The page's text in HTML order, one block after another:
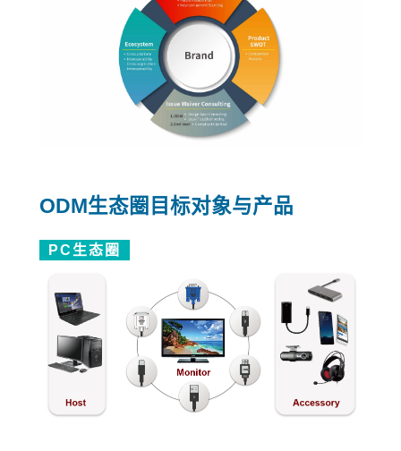
ODM生态圈目标对象与产品
PC生态圈